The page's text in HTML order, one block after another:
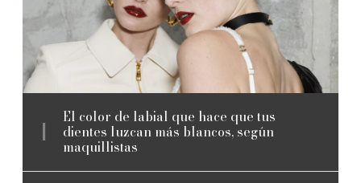
El color de labial que hace que tus
dientes luzcan más blancos, según
maquillistas